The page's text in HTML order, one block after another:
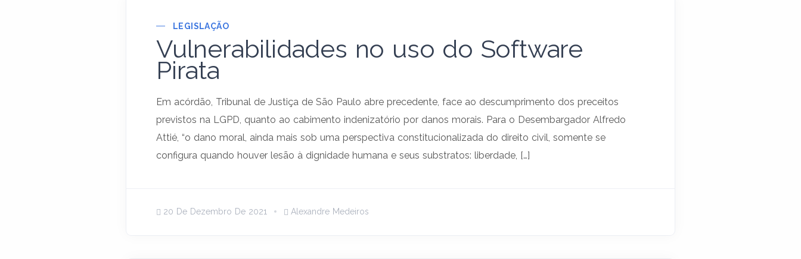
LEGISLAÇÃO
Vulnerabilidades no uso do Software
Pirata
Em acórdão, Tribunal de Justiça de São Paulo abre precedente, face ao descumprimento dos preceitos
previstos na LGPD, quanto ao cabimento indenizatório por danos morais. Para o Desembargador Alfredo
Attié, “o dano moral, ainda mais sob uma perspectiva constitucionalizada do direito civil, somente se
configura quando houver lesão à dignidade humana e seus substratos: liberdade, […]
20 De Dezembro De 2021 Alexandre Medeiros